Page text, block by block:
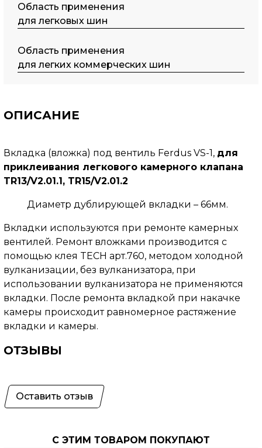
Область применения
для легковых шин
Область применения
для легких коммерческих шин
ОПИСАНИЕ
Вкладка (вложка) под вентиль Ferdus VS-1, для
приклеивания легкового камерного клапана
TR13/V2.01.1, TR15/V2.01.2
Диаметр дублирующей вкладки – 66мм.
Вкладки используются при ремонте камерных
вентилей. Ремонт вложками производится с
помощью клея TECH арт.760, методом холодной
вулканизации, без вулканизатора, при
использовании вулканизатора не применяются
вкладки. После ремонта вкладкой при накачке
камеры происходит равномерное растяжение
вкладки и камеры.
ОТЗЫВЫ
Оставить отзыв
С ЭТИМ ТОВАРОМ ПОКУПАЮТ